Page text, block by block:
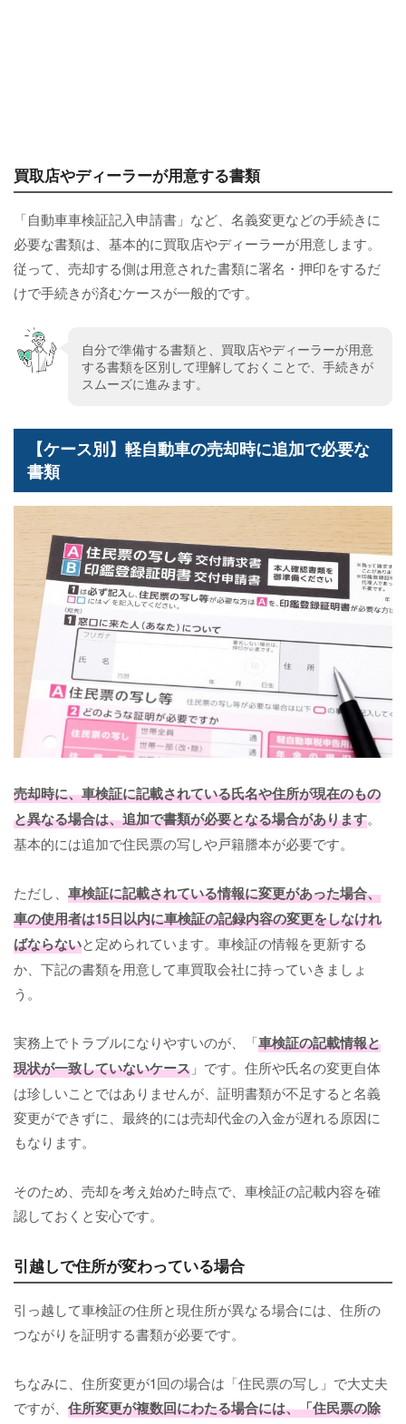
買取店やディーラーが用意する書類
「自動車車検証記入申請書」など、名義変更などの手続きに
必要な書類は、基本的に買取店やディーラーが用意します。
従って、売却する側は用意された書類に署名・押印をするだ
けで手続きが済むケースが一般的です。
自分で準備する書類と、買取店やディーラーが用意
する書類を区別して理解しておくことで、手続きが
スムーズに進みます。
【ケース別】軽自動車の売却時に追加で必要な
書類
売却時に、車検証に記載されている氏名や住所が現在のもの
と異なる場合は、追加で書類が必要となる場合があります。
基本的には追加で住民票の写しや戸籍謄本が必要です。
ただし、 車検証に記載されている情報に変更があった場合、
車の使用者は15日以内に車検証の記録内容の変更をしなけれ
ばならないと定められています。車検証の情報を更新する
か、下記の書類を用意して車買取会社に持っていきましょ
う。
実務上でトラブルになりやすいのが、「車検証の記載情報と
現状が一致していないケース 」です。住所や氏名の変更自体
は珍しいことではありませんが、証明書類が不足すると名義
変更ができずに、最終的には売却代金の入金が遅れる原因に
もなります。
そのため、売却を考え始めた時点で、車検証の記載内容を確
認しておくと安心です。
引越しで住所が変わっている場合
引っ越して車検証の住所と現住所が異なる場合には、住所の
つながりを証明する書類が必要です。
ちなみに、住所変更が1回の場合は「住民票の写し」で大丈夫
ですが、 住所変更が複数回にわたる場合には、「住民票の除